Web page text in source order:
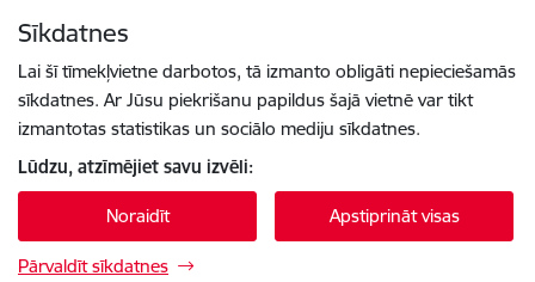
Sīkdatnes
Lai šī tīmekļvietne darbotos, tā izmanto obligāti nepieciešamās
sīkdatnes. Ar Jūsu piekrišanu papildus šajā vietnē var tikt
izmantotas statistikas un sociālo mediju sīkdatnes.
Lūdzu, atzīmējiet savu izvēli:
Noraidīt Apstiprināt visas
Pārvaldīt sīkdatnes